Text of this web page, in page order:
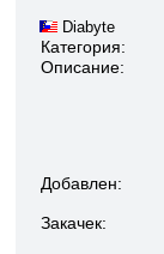
Diabyte
Категория:
Описание:
Добавлен:
Закачек: